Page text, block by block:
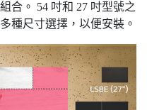
合。 54 吋和 27 吋型號之
種尺寸選擇，以便安裝。